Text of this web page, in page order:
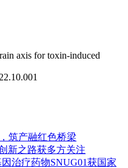
axis for toxin-induced
筑产融红色桥梁
新之路获多方关注
治疗药物SNUG01获国家